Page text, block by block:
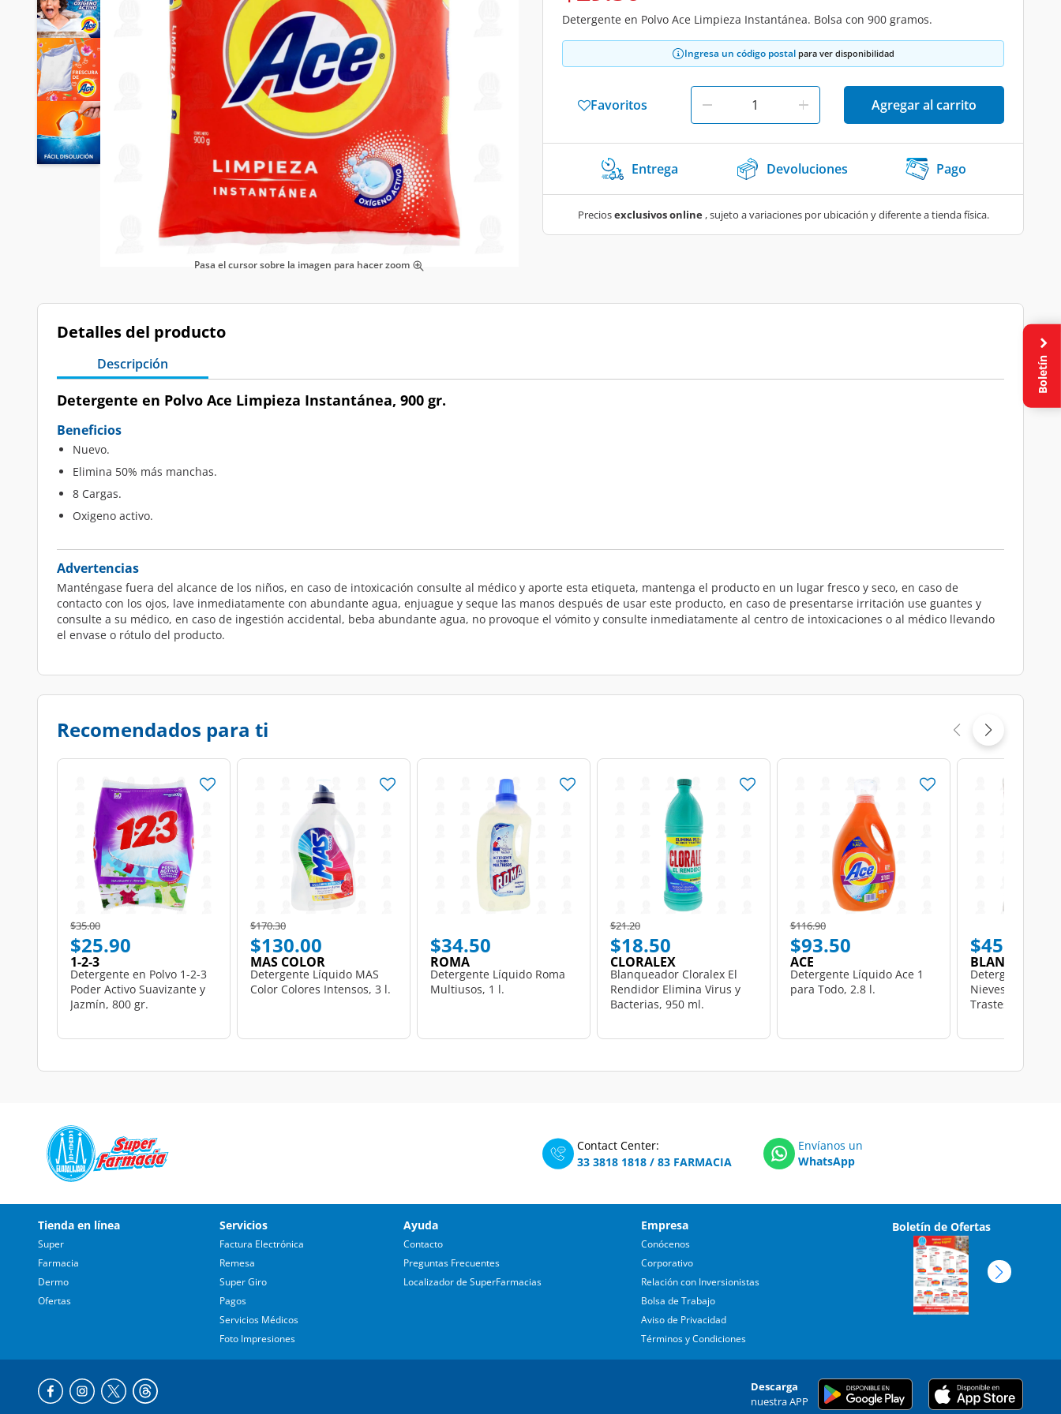
Pasa el cursor sobre la imagen para hacer zoom
Detergente en Polvo Ace Limpieza Instantánea. Bolsa con 900 gramos.
Ingresa un código postal para ver disponibilidad
Favoritos Agregar al carrito
Entrega Devoluciones Pago
Preciosexclusivos online, sujeto a variaciones por ubicación y diferente a tienda física.
Detalles del producto
Descripción
Detergente en Polvo Ace Limpieza Instantánea, 900 gr.
Beneficios
Nuevo.
Elimina 50% más manchas.
8 Cargas.
Oxigeno activo.
Advertencias
Manténgase fuera del alcance de los niños, en caso de intoxicación consulte al médico y aporte esta etiqueta, mantenga el producto en un lugar fresco y seco, en caso de
contacto con los ojos, lave inmediatamente con abundante agua, enjuague y seque las manos después de usar este producto, en caso de presentarse irritación use guantes y
consulte a su médico, en caso de ingestión accidental, beba abundante agua, no provoque el vómito y consulte inmediatamente al centro de intoxicaciones o al médico llevando
el envase o rótulo del producto.
Recomendados para ti
Price reduced from
$35.00to
$25.90
1-2-3
Detergente en Polvo 1-2-3
Poder Activo Suavizante y
Jazmín, 800 gr.
Price reduced from
$170.30to
$130.00
MAS COLOR
Detergente Líquido MAS
Color Colores Intensos, 3 l.
$34.50
ROMA
Detergente Líquido Roma
Multiusos, 1 l.
Price reduced from
$21.20to
$18.50
CLORALEX
Blanqueador Cloralex El
Rendidor Elimina Virus y
Bacterias, 950 ml.
Price reduced from
$116.90to
$93.50
ACE
Detergente Líquido Ace 1
para Todo, 2.8 l.
$45.50
BLANCA
Detergente en
Nieves para
Trastes, 1 kg.
Contact Center:
33 3818 1818 / 83 FARMACIA
Envíanos un
WhatsApp
Tienda en línea
Super
Farmacia
Dermo
Ofertas
Servicios
Factura Electrónica
Remesa
Super Giro
Pagos
Servicios Médicos
Foto Impresiones
Ayuda
Contacto
Preguntas Frecuentes
Localizador de SuperFarmacias
Empresa
Conócenos
Corporativo
Relación con Inversionistas
Bolsa de Trabajo
Aviso de Privacidad
Términos y Condiciones
Boletín de Ofertas
Descarga
nuestra APP
Boletín